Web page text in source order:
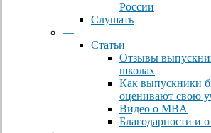
России
Слушать
—
Статьи
Отзывы
школах
Как выпускники
оценивают свою
Видео о MBA
Благодарности и